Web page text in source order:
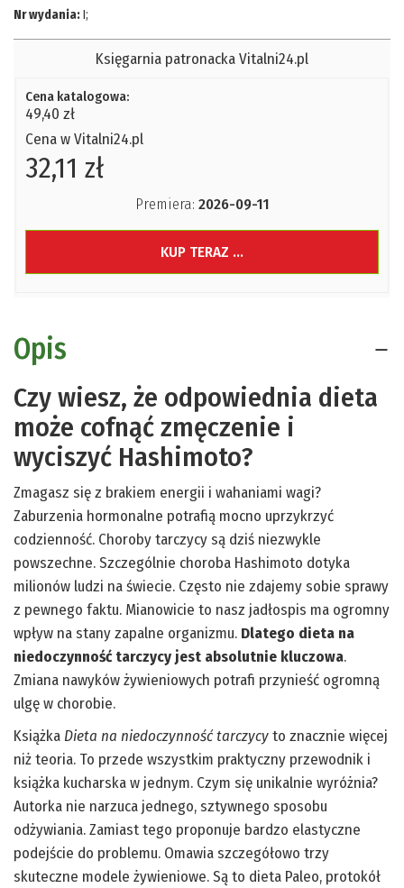
Nr wydania:I;
Księgarnia patronacka Vitalni24.pl
Cena katalogowa:
49,40 zł
Cena w Vitalni24.pl
32,11 zł
Premiera: 2026-09-11
KUP TERAZ ...
Opis
Czy wiesz, że odpowiednia dieta
może cofnąć zmęczenie i
wyciszyć Hashimoto?
Zmagasz się z brakiem energii i wahaniami wagi?
Zaburzenia hormonalne potrafią mocno uprzykrzyć
codzienność. Choroby tarczycy są dziś niezwykle
powszechne. Szczególnie choroba Hashimoto dotyka
milionów ludzi na świecie. Często nie zdajemy sobie sprawy
z pewnego faktu. Mianowicie to nasz jadłospis ma ogromny
wpływ na stany zapalne organizmu. Dlatego dieta na
niedoczynność tarczycy jest absolutnie kluczowa.
Zmiana nawyków żywieniowych potrafi przynieść ogromną
ulgę w chorobie.
Książka Dieta na niedoczynność tarczycyto znacznie więcej
niż teoria. To przede wszystkim praktyczny przewodnik i
książka kucharska w jednym. Czym się unikalnie wyróżnia?
Autorka nie narzuca jednego, sztywnego sposobu
odżywiania. Zamiast tego proponuje bardzo elastyczne
podejście do problemu. Omawia szczegółowo trzy
skuteczne modele żywieniowe. Są to dieta Paleo, protokół